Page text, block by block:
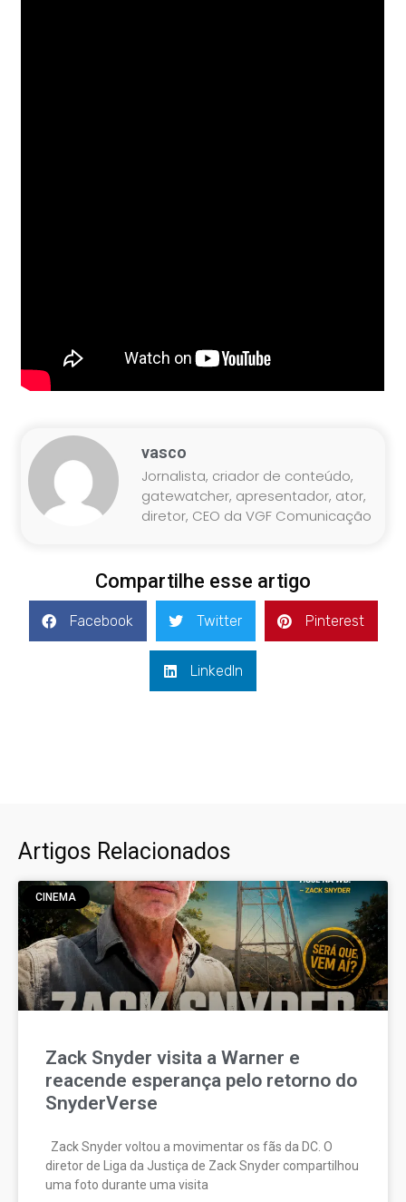
vasco
Jornalista, criador de conteúdo,
gatewatcher, apresentador, ator,
diretor, CEO da VGF Comunicação
Compartilhe esse artigo
Facebook Twitter Pinterest
LinkedIn
Artigos Relacionados
CINEMA
Zack Snyder visita a Warner e
reacende esperança pelo retorno do
SnyderVerse
Zack Snyder voltou a movimentar os fãs da DC. O
diretor de Liga da Justiça de Zack Snyder compartilhou
uma foto durante uma visita